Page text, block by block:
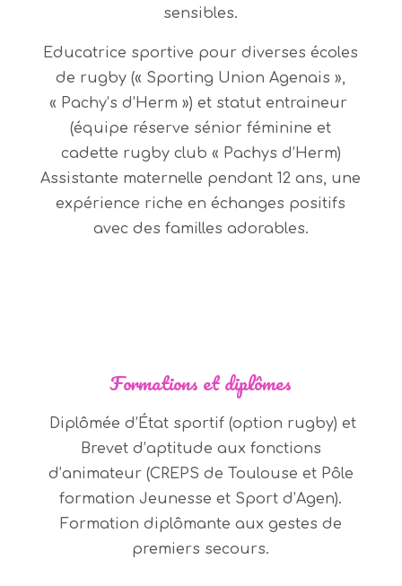
sensibles.
Educatrice sportive pour diverses écoles
de rugby (« Sporting Union Agenais »,
« Pachy’s d’Herm ») et statut entraineur
(équipe réserve sénior féminine et
cadette rugby club « Pachys d’Herm)
Assistante maternelle pendant 12 ans, une
expérience riche en échanges positifs
avec des familles adorables.
Formations et diplômes
Diplômée d’État sportif (option rugby) et
Brevet d’aptitude aux fonctions
d’animateur (CREPS de Toulouse et Pôle
formation Jeunesse et Sport d’Agen).
Formation diplômante aux gestes de
premiers secours.